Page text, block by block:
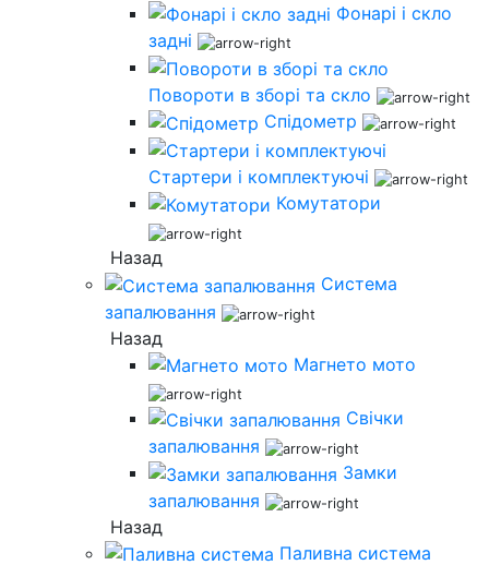
Фонарі і скло
задні
Повороти в зборі та скло
Спідометр
Стартери і комплектуючі
Комутатори
Назад
Система
запалювання
Назад
Магнето мото
Свічки
запалювання
Замки
запалювання
Назад
Паливна система